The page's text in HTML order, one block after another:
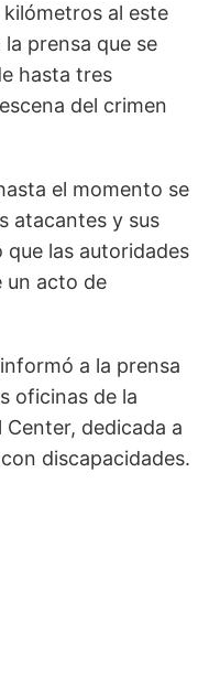
al este
prensa que se
hasta tres
del crimen
el momento se
atacantes y sus
las autoridades
un acto de
a la prensa
oficinas de la
dedicada a
discapacidades.